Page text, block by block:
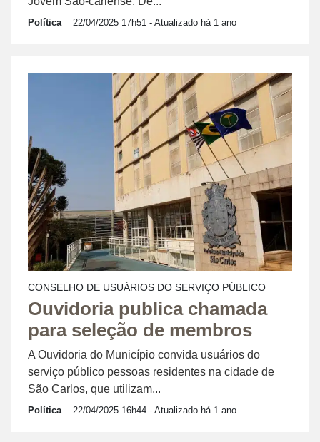
Política 22/04/2025 17h51 - Atualizado há 1 ano
CONSELHO DE USUÁRIOS DO SERVIÇO PÚBLICO
Ouvidoria publica chamada
para seleção de membros
A Ouvidoria do Município convida usuários do
serviço público pessoas residentes na cidade de
São Carlos, que utilizam...
Política 22/04/2025 16h44 - Atualizado há 1 ano